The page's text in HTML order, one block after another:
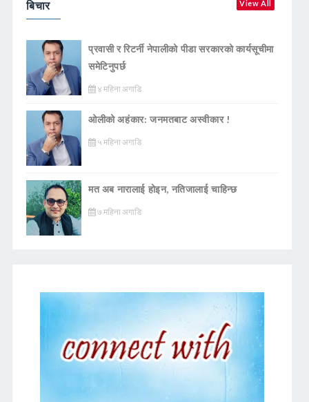
बिचार View All
प्रवासी र रिटर्नी नेपालीको पीडा सरकारको कार्यसूचीमा
समेटिनुपर्छ
४ महिना अगाडि
ओलीको अहंकार: जनमतबाट अस्वीकार !
५ महिना अगाडि
मत अब नारालाई होइन, नतिजालाई चाहिन्छ
७ महिना अगाडि